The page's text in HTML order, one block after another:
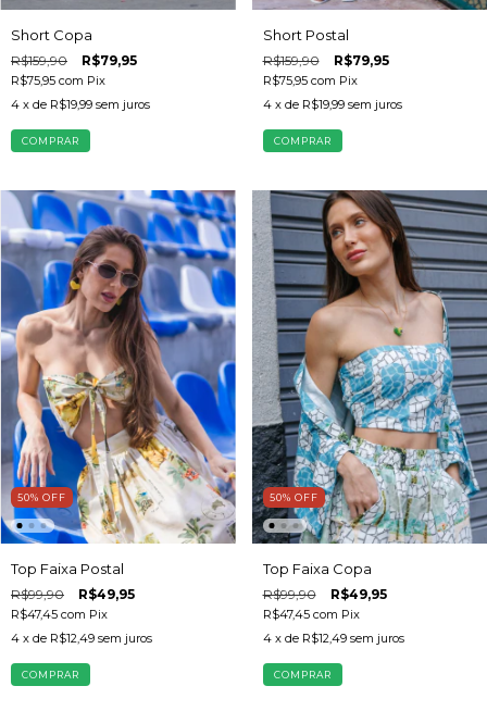
Short Copa
R$159,90 R$79,95
R$75,95 com Pix
4 x de R$19,99 sem juros
COMPRAR
Short Postal
R$159,90 R$79,95
R$75,95 com Pix
4 x de R$19,99 sem juros
COMPRAR
50% OFF
Top Faixa Postal
R$99,90 R$49,95
R$47,45 com Pix
4 x de R$12,49 sem juros
COMPRAR
50% OFF
Top Faixa Copa
R$99,90 R$49,95
R$47,45 com Pix
4 x de R$12,49 sem juros
COMPRAR